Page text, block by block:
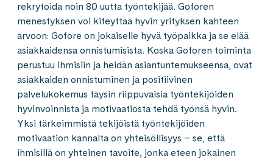
rekrytoida noin 80 uutta työntekijää. Goforen
menestyksen voi kiteyttää hyvin yrityksen kahteen
arvoon: Gofore on jokaiselle hyvä työpaikka ja se elää
asiakkaidensa onnistumisista. Koska Goforen toiminta
perustuu ihmisiin ja heidän asiantuntemukseensa, ovat
asiakkaiden onnistuminen ja positiivinen
palvelukokemus täysin riippuvaisia työntekijöiden
hyvinvoinnista ja motivaatiosta tehdä työnsä hyvin.
Yksi tärkeimmistä tekijöistä työntekijöiden
motivaation kannalta on yhteisöllisyys – se, että
ihmisillä on yhteinen tavoite, jonka eteen jokainen